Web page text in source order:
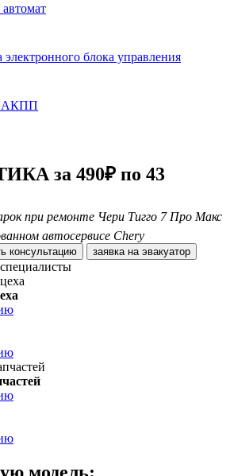
электронного блока управления
АКПП
за 490₽ по 43
при ремонте Чери Тигго 7 Про Макс
автосервисе Chery
консультацию заявка на эвакуатор